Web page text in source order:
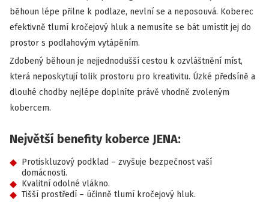
běhoun lépe přilne k podlaze, nevlní se a neposouvá. Koberec
efektivně tlumí kročejový hluk a nemusíte se bát umístit jej do
prostor s podlahovým vytápěním.
Zdobený běhoun je nejjednodušší cestou k ozvláštnění míst,
která neposkytují tolik prostoru pro kreativitu. Úzké předsíně a
dlouhé chodby nejlépe doplníte právě vhodně zvoleným
kobercem.
Největší benefity koberce JENA:
Protiskluzový podklad – zvyšuje bezpečnost vaší
domácnosti.
Kvalitní odolné vlákno.
Tišší prostředí – účinně tlumí kročejový hluk.